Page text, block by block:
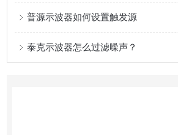
普源示波器如何设置触发源
泰克示波器怎么过滤噪声？